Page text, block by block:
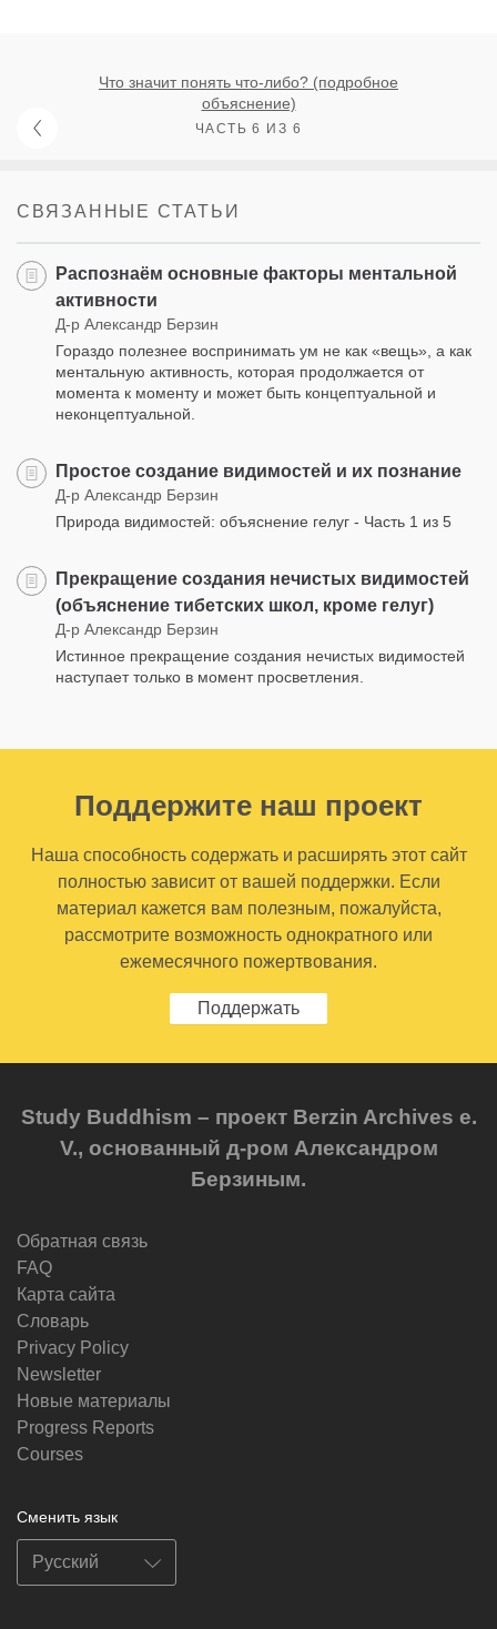
Что значит понять что-либо? (подробное
объяснение)
ЧАСТЬ 6 ИЗ 6
СВЯЗАННЫЕ СТАТЬИ
Распознаём основные факторы ментальной
активности
Д-р Александр Берзин
Гораздо полезнее воспринимать ум не как «вещь», а как
ментальную активность, которая продолжается от
момента к моменту и может быть концептуальной и
неконцептуальной.
Простое создание видимостей и их познание
Д-р Александр Берзин
Природа видимостей: объяснение гелуг - Часть 1 из 5
Прекращение создания нечистых видимостей
(объяснение тибетских школ, кроме гелуг)
Д-р Александр Берзин
Истинное прекращение создания нечистых видимостей
наступает только в момент просветления.
Поддержите наш проект
Наша способность содержать и расширять этот сайт
полностью зависит от вашей поддержки. Если
материал кажется вам полезным, пожалуйста,
рассмотрите возможность однократного или
ежемесячного пожертвования.
Поддержать
Study Buddhism – проект Berzin Archives e.
V., основанный д-ром Александром
Берзиным.
Обратная связь
FAQ
Карта сайта
Словарь
Privacy Policy
Newsletter
Новые материалы
Progress Reports
Courses
Сменить язык